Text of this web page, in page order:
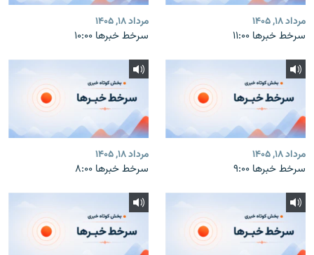
مرداد ۱۸, ۱۴۰۵
سرخط خبرها ۱۱:۰۰
مرداد ۱۸, ۱۴۰۵
سرخط خبرها ۱۰:۰۰
مرداد ۱۸, ۱۴۰۵
سرخط خبرها ۹:۰۰
مرداد ۱۸, ۱۴۰۵
سرخط خبرها ۸:۰۰